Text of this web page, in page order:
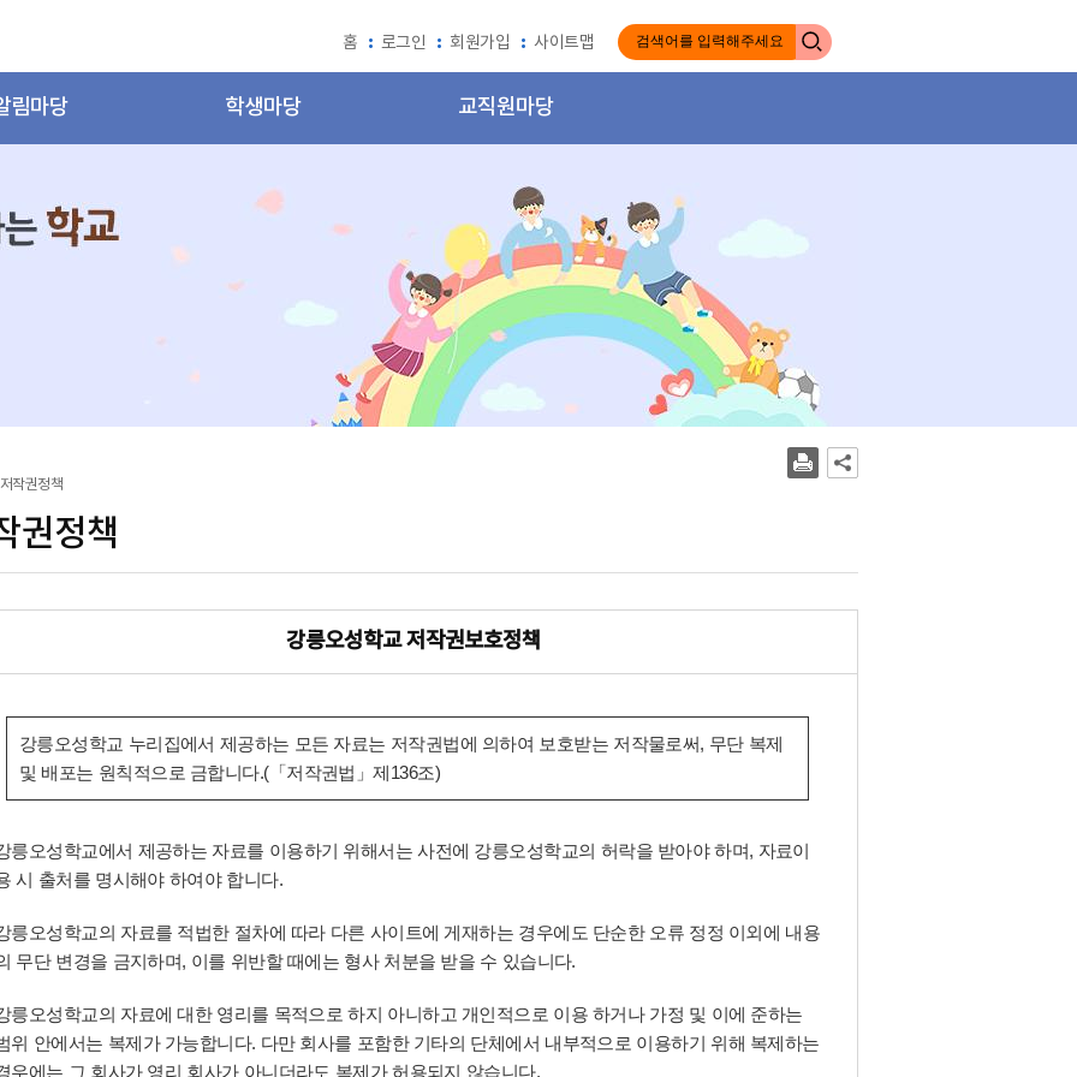
홈 로그인 회원가입 사이트맵
림마당 학생마당 교직원마당
저작권정책
권정책
강릉오성학교 저작권보호정책
강릉오성학교 누리집에서 제공하는 모든 자료는 저작권법에 의하여 보호받는 저작물로써, 무단 복제
및 배포는 원칙적으로 금합니다.(「저작권법」제136조)
릉오성학교에서 제공하는 자료를 이용하기 위해서는 사전에 강릉오성학교의 허락을 받아야 하며, 자료이
시 출처를 명시해야 하여야 합니다.
릉오성학교의 자료를 적법한 절차에 따라 다른 사이트에 게재하는 경우에도 단순한 오류 정정 이외에 내용
무단 변경을 금지하며, 이를 위반할 때에는 형사 처분을 받을 수 있습니다.
릉오성학교의 자료에 대한 영리를 목적으로 하지 아니하고 개인적으로 이용 하거나 가정 및 이에 준하는
위 안에서는 복제가 가능합니다. 다만 회사를 포함한 기타의 단체에서 내부적으로 이용하기 위해 복제하는
우에는 그 회사가 영리 회사가 아니더라도 복제가 허용되지 않습니다.